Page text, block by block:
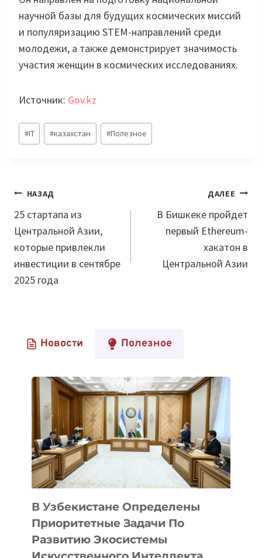
научной базы для будущих космических миссий
и популяризацию STEM-направлений среди
молодежи, а также демонстрирует значимость
участия женщин в космических исследованиях.
Источник: Gov.kz
Метки
записи:
#IT #казахстан #Полезное
Навигация
по
записям
НАЗАД
25 стартапа из
Центральной Азии,
которые привлекли
инвестиции в сентябре
2025 года
ДАЛЕЕ
В Бишкеке пройдет
первый Ethereum-
хакатон в
Центральной Азии
Новости Полезное
В Узбекистане Определены
Приоритетные Задачи По
Развитию Экосистемы